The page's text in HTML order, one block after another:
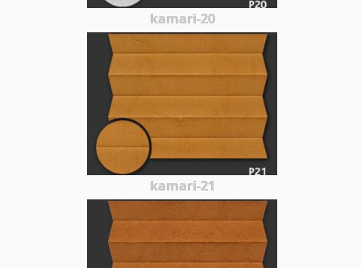
kamari-20
kamari-21